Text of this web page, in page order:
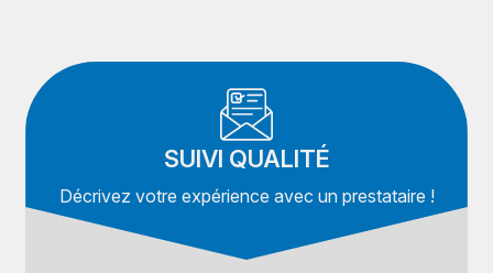
SUIVI QUALITÉ
Décrivez votre expérience avec un prestataire !